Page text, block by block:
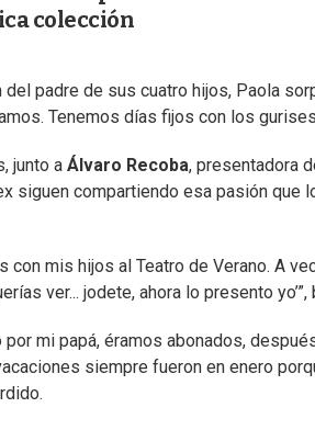
colección
padre de sus cuatro hijos, Paola
Tenemos días fijos con los
junto a Álvaro Recoba, presentadora
siguen compartiendo esa pasión que
con mis hijos al Teatro de Verano. A
ver... jodete, ahora lo presento
mi papá, éramos abonados,
siempre fueron en enero